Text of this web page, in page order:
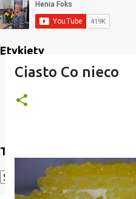
Etykiety
Translate
Powered by Translate
Ciasto Co nieco